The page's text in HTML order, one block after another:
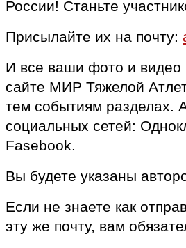
России! Станьте
Присылайте их на почту:
И все ваши фото и
сайте МИР Тяжелой
тем событиям разделах.
социальных сетей:
Fasebook.
Вы будете указаны
Если не знаете как
эту же почту, вам